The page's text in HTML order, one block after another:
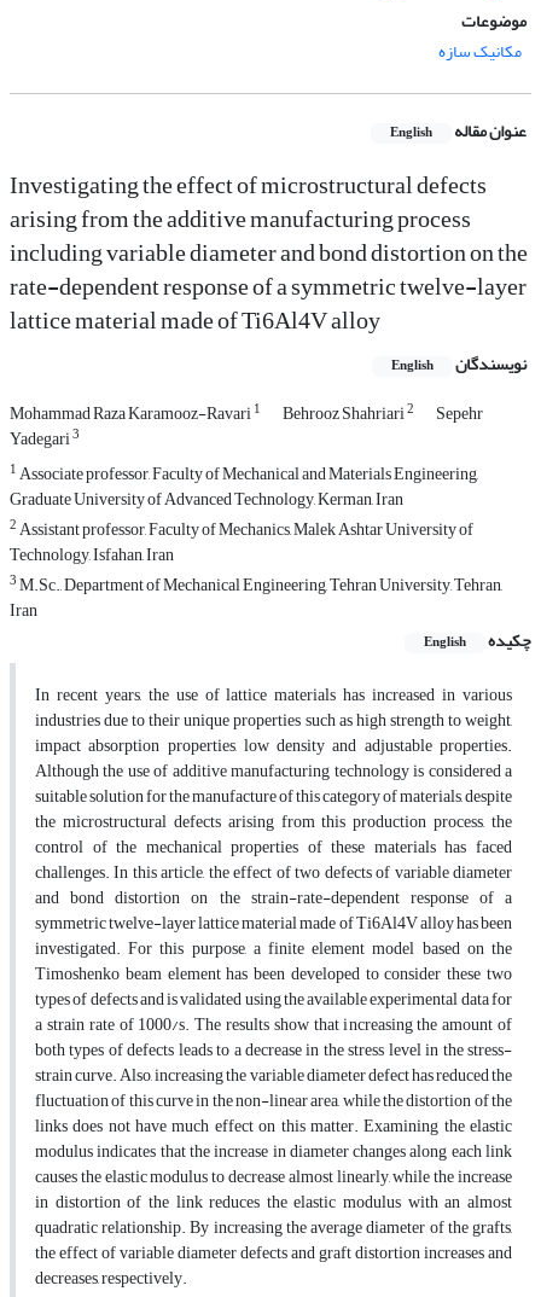
موضوعات
مکانیک سازه
عنوان مقاله English
Investigating the effect of microstructural defects
arising from the additive manufacturing process
including variable diameter and bond distortion on the
rate-dependent response of a symmetric twelve-layer
lattice material made of Ti6Al4V alloy
نویسندگان English
Mohammad Raza Karamooz-Ravari1 Behrooz Shahriari2 Sepehr
Yadegari3
1Associate professor, Faculty of Mechanical and Materials Engineering,
Graduate University of Advanced Technology, Kerman, Iran
2Assistant professor, Faculty of Mechanics, Malek Ashtar University of
Technology, Isfahan, Iran
3M.Sc., Department of Mechanical Engineering, Tehran University, Tehran,
Iran
چکیده
English
In recent years, the use of lattice materials has increased in various
industries due to their unique properties such as high strength to weight,
impact absorption properties, low density and adjustable properties.
Although the use of additive manufacturing technology is considered a
suitable solution for the manufacture of this category of materials, despite
the microstructural defects arising from this production process, the
control of the mechanical properties of these materials has faced
challenges. In this article, the effect of two defects of variable diameter
and bond distortion on the strain-rate-dependent response of a
symmetric twelve-layer lattice material made of Ti6Al4V alloy has been
investigated. For this purpose, a finite element model based on the
Timoshenko beam element has been developed to consider these two
types of defects and is validated using the available experimental data for
a strain rate of 1000/s. The results show that increasing the amount of
both types of defects leads to a decrease in the stress level in the stress-
strain curve. Also, increasing the variable diameter defect has reduced the
fluctuation of this curve in the non-linear area, while the distortion of the
links does not have much effect on this matter. Examining the elastic
modulus indicates that the increase in diameter changes along each link
causes the elastic modulus to decrease almost linearly, while the increase
in distortion of the link reduces the elastic modulus with an almost
quadratic relationship. By increasing the average diameter of the grafts,
the effect of variable diameter defects and graft distortion increases and
decreases, respectively.